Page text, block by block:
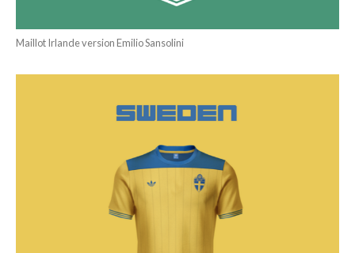
Maillot Irlande version Emilio Sansolini